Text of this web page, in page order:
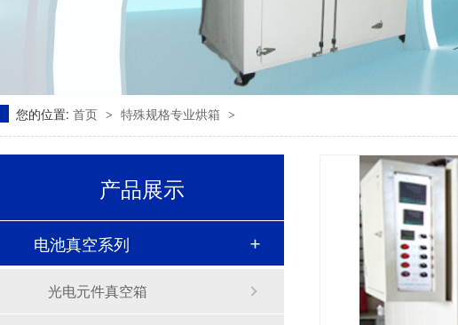
您的位置: 首页 > 特殊规格专业烘箱 >
产品展示
电池真空系列
光电元件真空箱